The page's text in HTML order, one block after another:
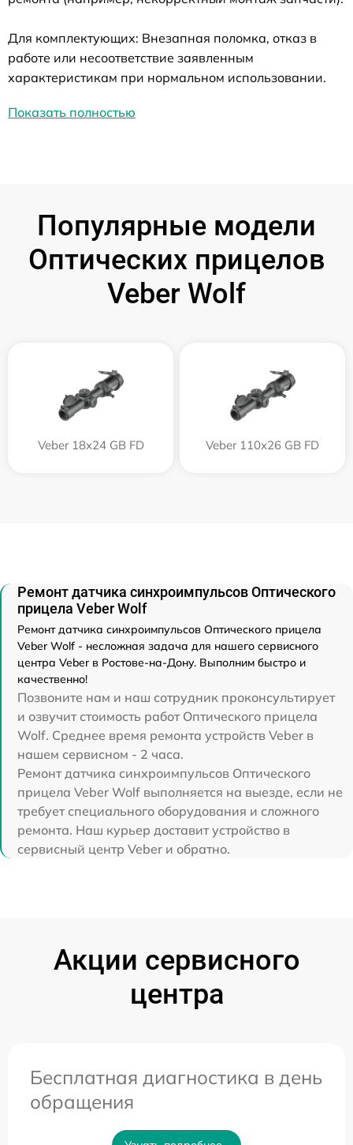
Для комплектующих: Внезапная поломка, отказ в
работе или несоответствие заявленным
характеристикам при нормальном использовании.
Показать полностью
Популярные модели
Оптических прицелов
Veber Wolf
Veber 18x24 GB FD Veber 110х26 GB FD
Ремонт датчика синхроимпульсов Оптического
прицела Veber Wolf
Ремонт датчика синхроимпульсов Оптического прицела
Veber Wolf - несложная задача для нашего сервисного
центра Veber в Ростове-на-Дону. Выполним быстро и
качественно!
Позвоните нам и наш сотрудник проконсультирует
и озвучит стоимость работ Оптического прицела
Wolf. Среднее время ремонта устройств Veber в
нашем сервисном - 2 часа.
Ремонт датчика синхроимпульсов Оптического
прицела Veber Wolf выполняется на выезде, если не
требует специального оборудования и сложного
ремонта. Наш курьер доставит устройство в
сервисный центр Veber и обратно.
Акции сервисного
центра
Бесплатная диагностика в день
обращения